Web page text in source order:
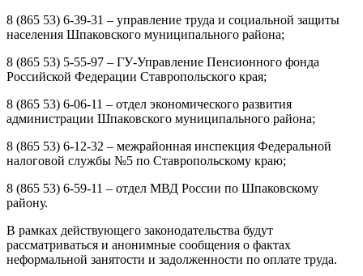
8 (865 53) 6-39-31 – управление труда и социальной защиты
населения Шпаковского муниципального района;
8 (865 53) 5-55-97 – ГУ-Управление Пенсионного фонда
Российской Федерации Ставропольского края;
8 (865 53) 6-06-11 – отдел экономического развития
администрации Шпаковского муниципального района;
8 (865 53) 6-12-32 – межрайонная инспекция Федеральной
налоговой службы №5 по Ставропольскому краю;
8 (865 53) 6-59-11 – отдел МВД России по Шпаковскому
району.
В рамках действующего законодательства будут
рассматриваться и анонимные сообщения о фактах
неформальной занятости и задолженности по оплате труда.